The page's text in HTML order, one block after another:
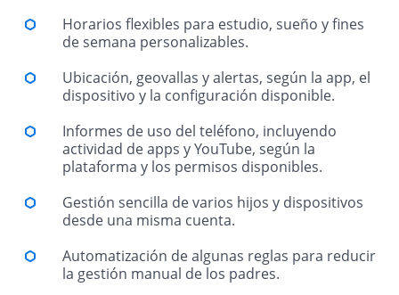
Horarios flexibles para estudio, sueño y fines
de semana personalizables.
Ubicación, geovallas y alertas, según la app, el
dispositivo y la configuración disponible.
Informes de uso del teléfono, incluyendo
actividad de apps y YouTube, según la
plataforma y los permisos disponibles.
Gestión sencilla de varios hijos y dispositivos
desde una misma cuenta.
Automatización de algunas reglas para reducir
la gestión manual de los padres.